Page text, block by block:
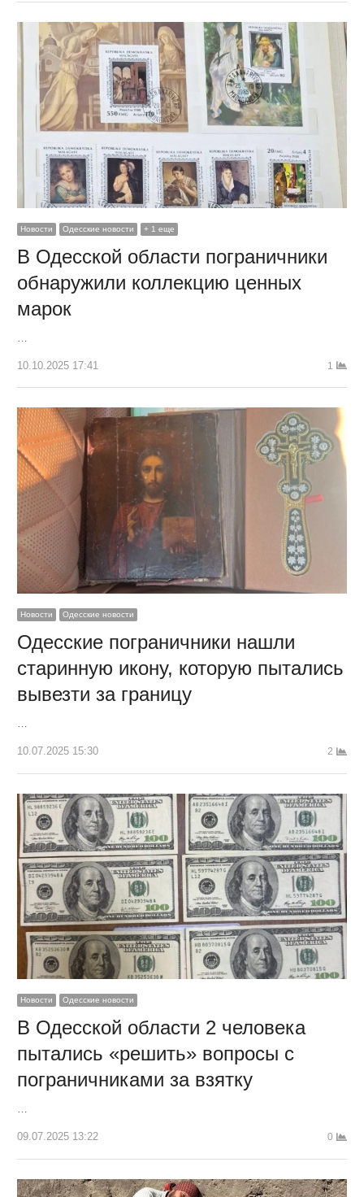
Новости Одесские новости + 1 еще
В Одесской области пограничники
обнаружили коллекцию ценных
марок
10.10.2025 17:41 1
Новости Одесские новости
Одесские пограничники нашли
старинную икону, которую пытались
вывезти за границу
10.07.2025 15:30 2
Новости Одесские новости
В Одесской области 2 человека
пытались «решить» вопросы с
пограничниками за взятку
…
09.07.2025 13:22 0